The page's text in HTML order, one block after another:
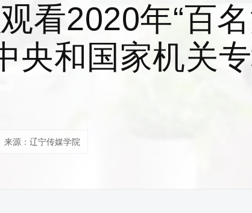
看2020年“百
央和国家机关
来源：辽宁传媒学院